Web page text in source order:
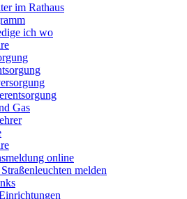
im Rathaus
ich wo
Gas
online
melden